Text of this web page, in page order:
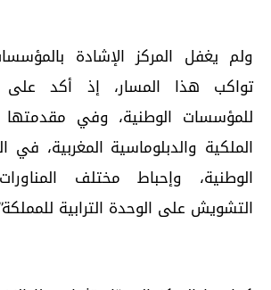
ولم يغفل المركز الإشادة
تواكب هذا المسار، إذ أكد على
للمؤسسات الوطنية، وفي مقدمتها
الملكية والدبلوماسية المغربية، في
الوطنية، وإحباط مختلف
التشويش على الوحدة الترابية